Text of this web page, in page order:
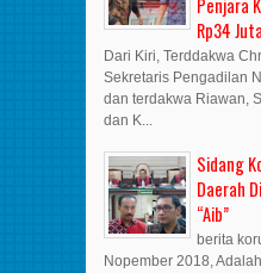
Rp34 Juta
Dari Kiri, Terddakwa
Sekretaris Pengadilan
dan terdakwa Riawan,
dan K...
Sidang
Daerah
“Aib”
berita
Nopember 2018,